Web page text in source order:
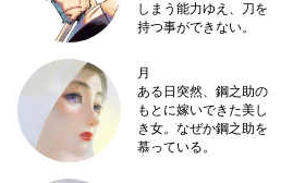
しまう能力ゆえ、刀を
持つ事ができない。
月
ある日突然、鋼之助の
もとに嫁いできた美し
き女。なぜか鋼之助を
慕っている。